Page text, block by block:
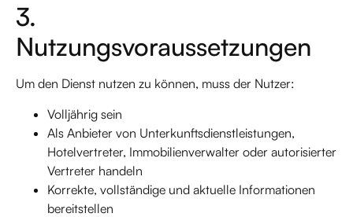
3.
Nutzungsvoraussetzungen
Um den Dienst nutzen zu können, muss der Nutzer:
Volljährig sein
Als Anbieter von Unterkunftsdienstleistungen,
Hotelvertreter, Immobilienverwalter oder autorisierter
Vertreter handeln
Korrekte, vollständige und aktuelle Informationen
bereitstellen